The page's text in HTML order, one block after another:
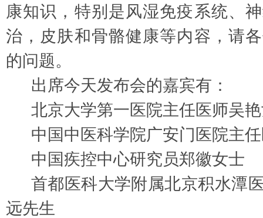
康知识，特别是风湿免疫系统、
治，皮肤和骨骼健康等内容，请
的问题。
出席今天发布会的嘉宾有：
北京大学第一医院主任医师吴
中国中医科学院广安门医院主
中国疾控中心研究员郑徽女士
首都医科大学附属北京积水潭
远先生